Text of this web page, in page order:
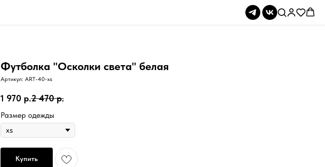
Футболка "Осколки света" белая
Артикул: ART-40-xs
1 970 р.2 470 р.
Размер одежды
Купить